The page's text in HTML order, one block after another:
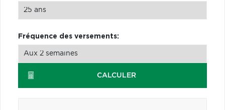
Fréquence des versements:
CALCULER